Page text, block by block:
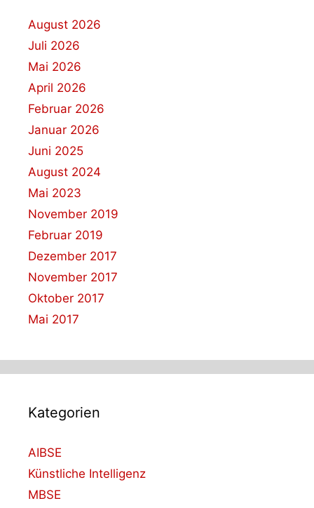
August 2026
Juli 2026
Mai 2026
April 2026
Februar 2026
Januar 2026
Juni 2025
August 2024
Mai 2023
November 2019
Februar 2019
Dezember 2017
November 2017
Oktober 2017
Mai 2017
Kategorien
AIBSE
Künstliche Intelligenz
MBSE